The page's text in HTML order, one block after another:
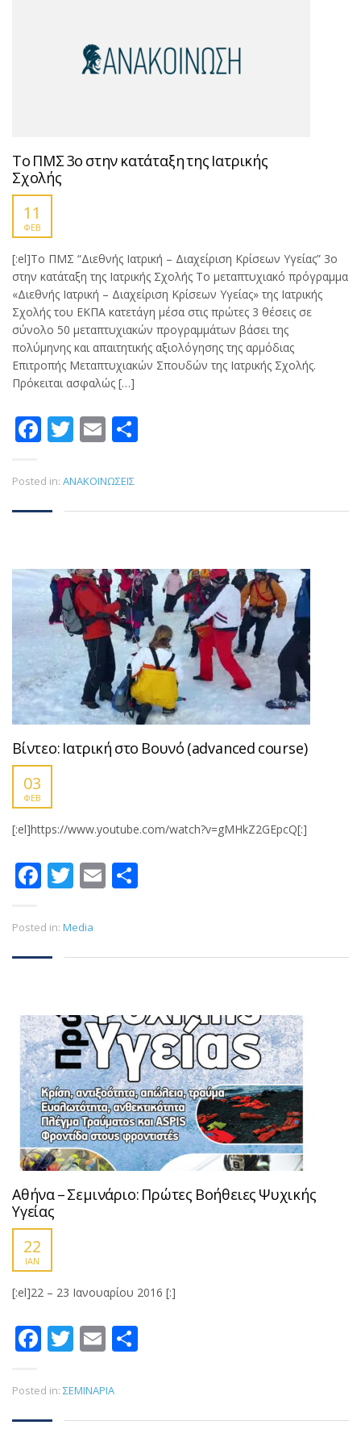
Το ΠΜΣ 3ο στην κατάταξη της Ιατρικής
Σχολής
11
ΦΕΒ
[:el]Το ΠΜΣ “Διεθνής Ιατρική – Διαχείριση Κρίσεων Υγείας” 3ο
στην κατάταξη της Ιατρικής Σχολής Το μεταπτυχιακό πρόγραμμα
«Διεθνής Ιατρική – Διαχείριση Κρίσεων Υγείας» της Ιατρικής
Σχολής του ΕΚΠΑ κατετάγη μέσα στις πρώτες 3 θέσεις σε
σύνολο 50 μεταπτυχιακών προγραμμάτων βάσει της
πολύμηνης και απαιτητικής αξιολόγησης της αρμόδιας
Επιτροπής Μεταπτυχιακών Σπουδών της Ιατρικής Σχολής.
Πρόκειται ασφαλώς […]
Facebook
Twitter
Email
Posted in: ΑΝΑΚΟΙΝΩΣΕΙΣ
Βίντεο: Ιατρική στο Βουνό (advanced course)
03
ΦΕΒ
[:el]https://www.youtube.com/watch?v=gMHkZ2GEpcQ[:]
Facebook
Twitter
Email
Posted in: Media
Αθήνα – Σεμινάριο: Πρώτες Βοήθειες Ψυχικής
Υγείας
22
ΙΑΝ
[:el]22 – 23 Ιανουαρίου 2016 [:]
Facebook
Twitter
Email
Posted in: ΣΕΜΙΝΑΡΙΑ